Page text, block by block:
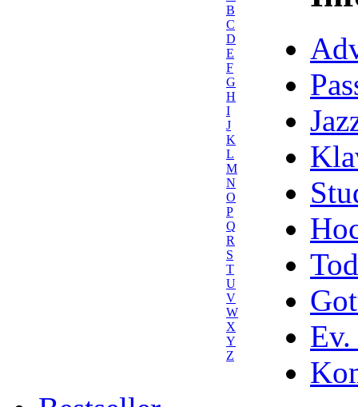
B
C
D
E
F
G
H
I
J
K
L
M
N
O
P
Q
R
S
T
U
V
W
X
Y
Z
Ev.